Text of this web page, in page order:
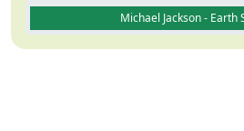
Michael Jackson - Earth